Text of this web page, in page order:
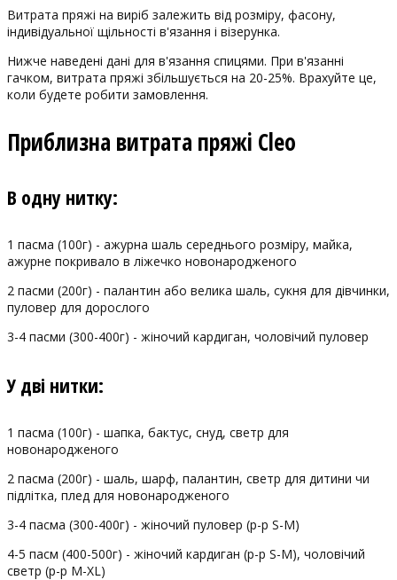
Витрата пряжі на виріб залежить від розміру, фасону,
індивідуальної щільності в'язання і візерунка.
Нижче наведені дані для в'язання спицями. При в'язанні
гачком, витрата пряжі збільшується на 20-25%. Врахуйте це,
коли будете робити замовлення.
Приблизна витрата пряжі Cleo
В одну нитку:
1 пасма (100г) - ажурна шаль середнього розміру, майка,
ажурне покривало в ліжечко новонародженого
2 пасми (200г) - палантин або велика шаль, сукня для дівчинки,
пуловер для дорослого
3-4 пасми (300-400г) - жіночий кардиган, чоловічий пуловер
У дві нитки:
1 пасма (100г) - шапка, бактус, снуд, светр для
новонародженого
2 пасма (200г) - шаль, шарф, палантин, светр для дитини чи
підлітка, плед для новонародженого
3-4 пасма (300-400г) - жіночий пуловер (р-р S-M)
4-5 пасм (400-500г) - жіночий кардиган (р-р S-M), чоловічий
светр (р-р M-XL)